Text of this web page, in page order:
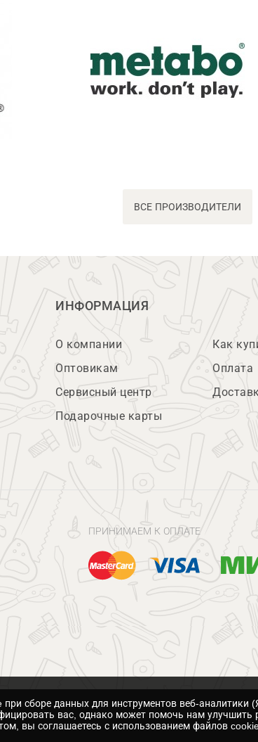
ВСЕ ПРОИЗВОДИТЕЛИ
ИНФОРМАЦИЯ
О компании
Оптовикам
Сервисный центр
Подарочные карты
Как
Оплата
ПРИНИМАЕМ К ОПЛАТЕ
при сборе данных для инструментов веб-
вас, однако может помочь нам улучшить
вы соглашаетесь с использованием файлов